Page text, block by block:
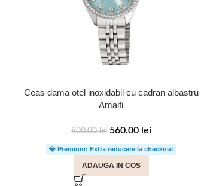
Ceas dama otel inoxidabil cu cadran albastru
Amalfi
800.00lei 560.00 lei
💎 Premium: Extra reducere la checkout
ADAUGA IN COS